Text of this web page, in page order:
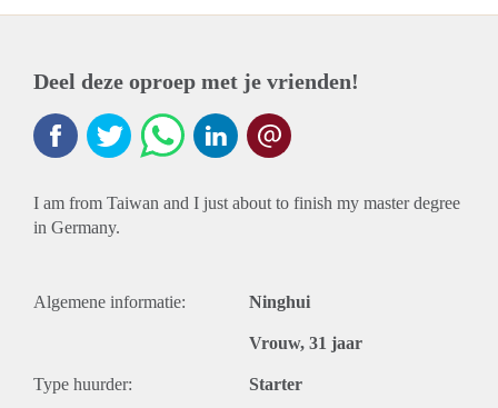
Deel deze oproep met je vrienden!
I am from Taiwan and I just about to finish my master degree
in Germany.
Algemene informatie: Ninghui
Vrouw, 31 jaar
Type huurder: Starter